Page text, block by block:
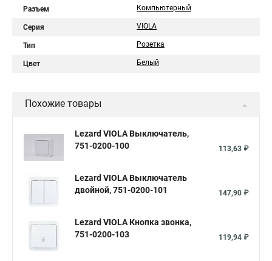
Разъем Компьютерный
Серия VIOLA
Тип Розетка
Цвет Белый
Похожие товары
Lezard VIOLA Выключатель,
751-0200-100
113,63 ₽
Lezard VIOLA Выключатель
двойной, 751-0200-101
147,90 ₽
Lezard VIOLA Кнопка звонка,
751-0200-103
119,94 ₽